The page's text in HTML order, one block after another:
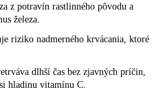
z potravín rastlinného pôvodu a
železa.
riziko nadmerného krvácania, ktoré
dlhší čas bez zjavných príčin,
hladinu vitamínu C.